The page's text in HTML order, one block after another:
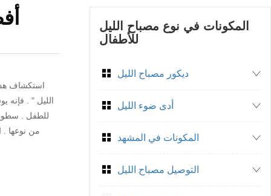
استكشاف
الليل " . فإنه
للطفل . سطوع
من نوعها .
المكونات في نوع مصباح الليل
للأطفال
ديكور مصباح الليل
أدى ضوء الليل
المكونات في المشهد
التوصيل مصباح الليل